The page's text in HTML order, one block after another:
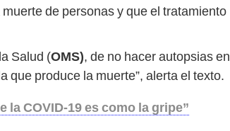
de personas y que el tratamiento
Salud (OMS), de no hacer autopsias en
que produce la muerte”, alerta el texto.
COVID-19 es como la gripe”